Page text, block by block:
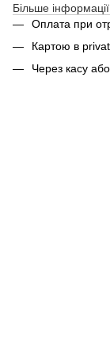
Більше
Оплата при
Картою в
Через касу